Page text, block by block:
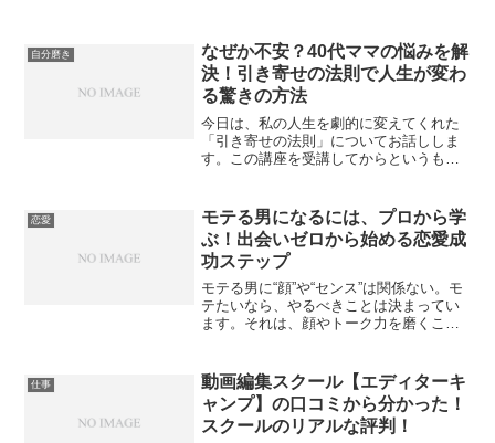
自分磨き
なぜか不安？40代ママの悩みを解
決！引き寄せの法則で人生が変わ
る驚きの方法
今日は、私の人生を劇的に変えてくれた
「引き寄せの法則」についてお話ししま
す。この講座を受講してからというも
私の日常をお話しさせてください。私
も、以前は多くの人が経験して...
恋愛
モテる男になるには、プロから学
ぶ！出会いゼロから始める恋愛成
功ステップ
モテる男に“顔”や“センス”は関係ない。モ
テたいなら、やるべきことは決まってい
ます。それは、顔やトーク力を磨くこと
性でも、再現可能な“モテの型”を身につけ
れば、出会...
仕事
動画編集スクール【エディターキ
ャンプ】の口コミから分かった！
スクールのリアルな評判！